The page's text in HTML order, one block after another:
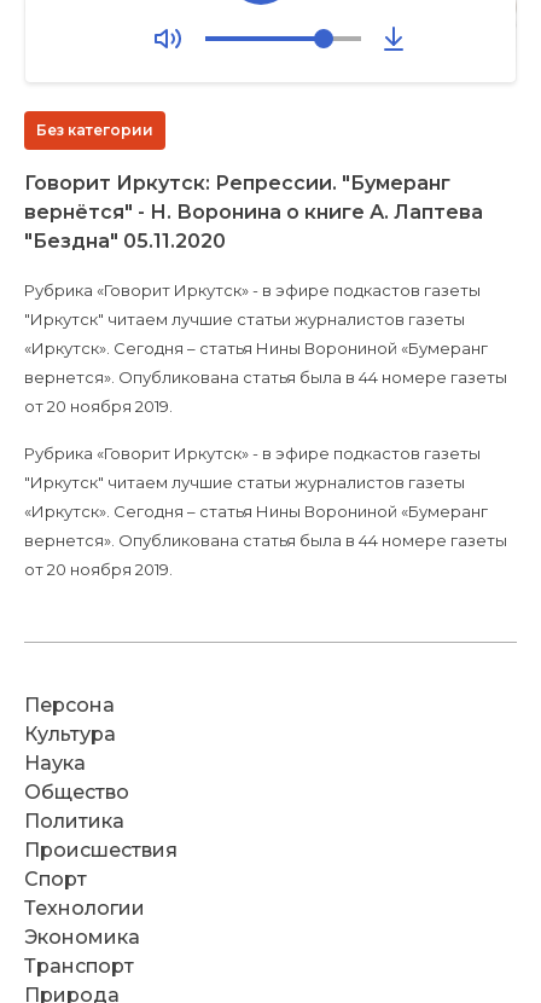
Без категории
Говорит Иркутск: Репрессии. "Бумеранг
вернётся" - Н. Воронина о книге А. Лаптева
"Бездна" 05.11.2020
Рубрика «Говорит Иркутск» - в эфире подкастов газеты
"Иркутск" читаем лучшие статьи журналистов газеты
«Иркутск». Сегодня – статья Нины Ворониной «Бумеранг
вернется». Опубликована статья была в 44 номере газеты
от 20 ноября 2019.
Рубрика «Говорит Иркутск» - в эфире подкастов газеты
"Иркутск" читаем лучшие статьи журналистов газеты
«Иркутск». Сегодня – статья Нины Ворониной «Бумеранг
вернется». Опубликована статья была в 44 номере газеты
от 20 ноября 2019.
Персона
Культура
Наука
Общество
Политика
Происшествия
Спорт
Технологии
Экономика
Транспорт
Природа